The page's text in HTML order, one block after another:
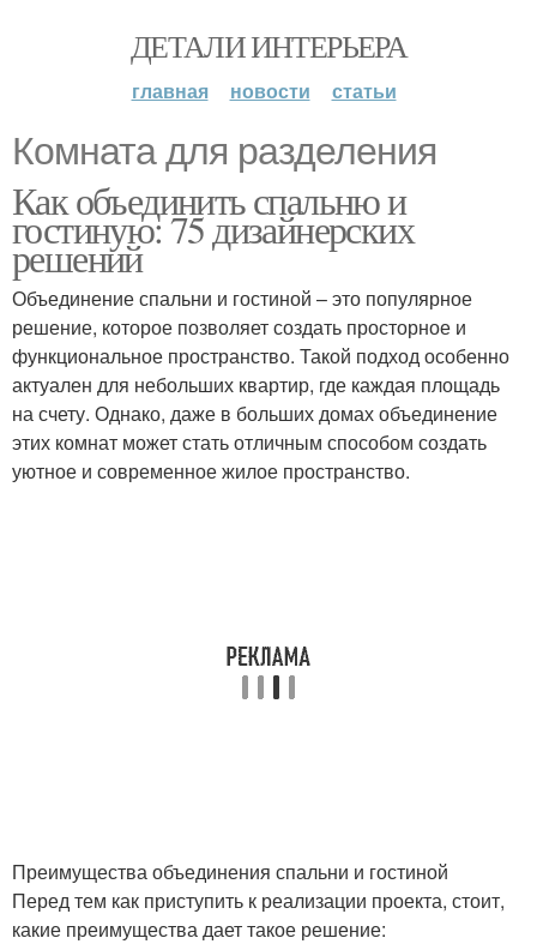
ДЕТАЛИ ИНТЕРЬЕРА
главная новости статьи
Комната для разделения
Как объединить спальню и
гостиную: 75 дизайнерских
решений
Объединение спальни и гостиной – это популярное
решение, которое позволяет создать просторное и
функциональное пространство. Такой подход особенно
актуален для небольших квартир, где каждая площадь
на счету. Однако, даже в больших домах объединение
этих комнат может стать отличным способом создать
уютное и современное жилое пространство.
Преимущества объединения спальни и гостиной
Перед тем как приступить к реализации проекта, стоит,
какие преимущества дает такое решение: